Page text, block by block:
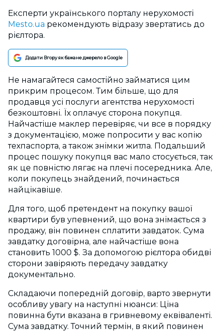
Експерти українського порталу нерухомості
Mesto.ua рекомендують відразу звертатись до
рієлтора.
Додати Вгору як бажане джерело в Google
Не намагайтеся самостійно займатися цим
прикрим процесом. Тим більше, що для
продавця усі послуги агентства нерухомості
безкоштовні. Їх оплачує сторона покупця.
Найчастіше маклер перевіряє, чи все в порядку
з документацією, може попросити у вас копію
техпаспорта, а також знімки житла. Подальший
процес пошуку покупця вас мало стосується, так
як це повністю лягає на плечі посередника. Але,
коли покупець знайдений, починається
найцікавіше.
Для того, щоб претендент на покупку вашої
квартири був упевнений, що вона знімається з
продажу, він повинен сплатити завдаток. Сума
завдатку договірна, але найчастіше вона
становить 1000 $. За допомогою рієлтора обидві
сторони завіряють передачу завдатку
документально.
Складаючи попередній договір, варто звернути
особливу увагу на наступні нюанси: Ціна
повинна бути вказана в гривневому еквіваленті.
Сума завдатку. Точний термін, в який повинен